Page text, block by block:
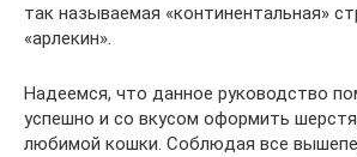
так называемая «континентальная»
«арлекин».
Надеемся, что данное руководство
успешно и со вкусом оформить
любимой кошки. Соблюдая все